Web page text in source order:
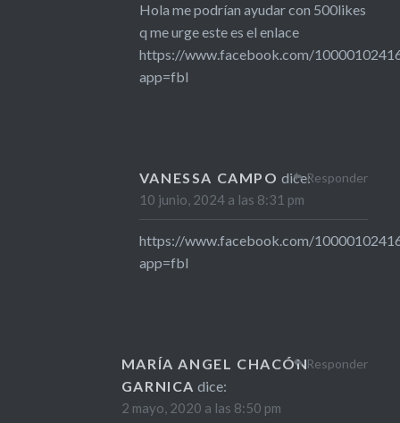
Hola me podrían ayudar con 500likes
q me urge este es el enlace
https://www.facebook.com/
app=fbl
VANESSA CAMPO dice:
10 junio, 2024 a las 8:31 pm
https://www.facebook.com/
app=fbl
Responder
MARÍA ANGEL CHACÓN
GARNICA dice:
2 mayo, 2020 a las 8:50 pm
Responder